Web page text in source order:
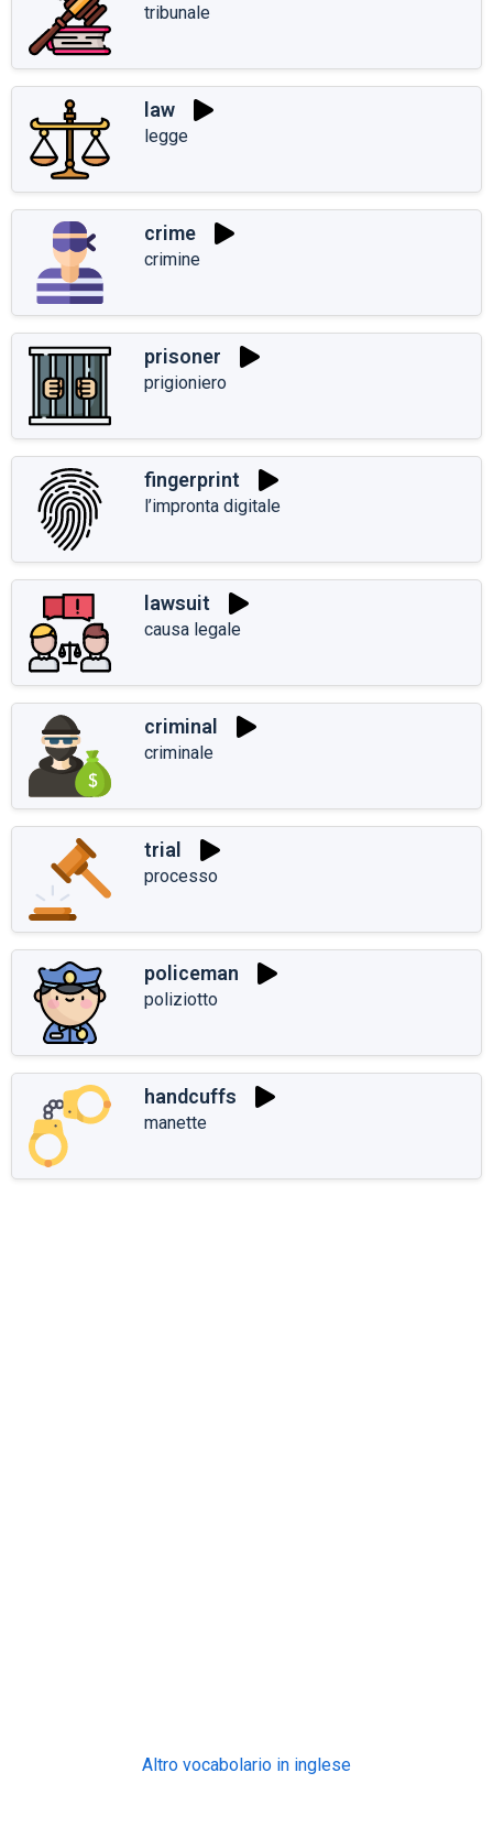
tribunale
law
legge
crime
crimine
prisoner
prigioniero
fingerprint
l’impronta digitale
lawsuit
causa legale
criminal
criminale
trial
processo
policeman
poliziotto
handcuffs
manette
Altro vocabolario in inglese